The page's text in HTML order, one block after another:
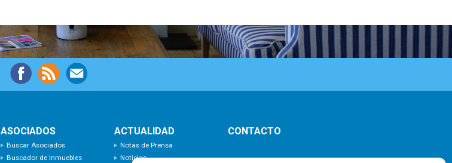
ASOCIADOS
Buscar Asociados
Buscador de Inmuebles
ACTUALIDAD
Notas de Prensa
Noticias
CONTACTO